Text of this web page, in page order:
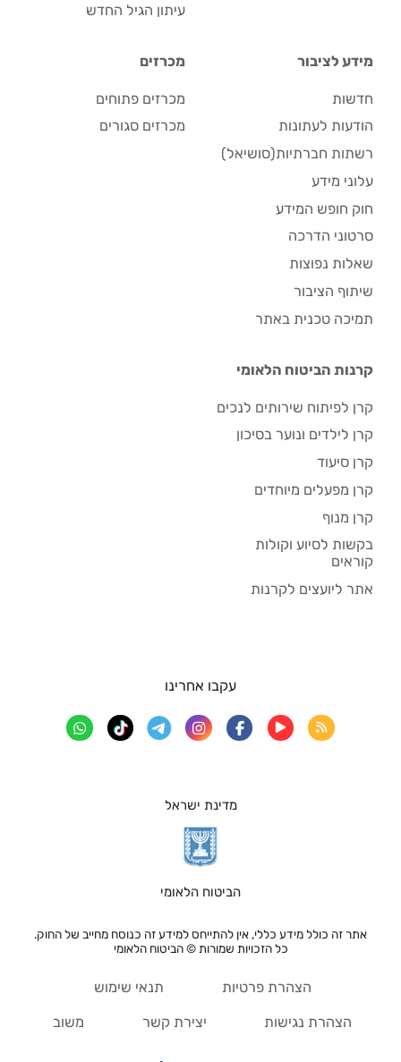
עיתון הגיל החדש
מידע לציבור
חדשות
הודעות לעתונות
רשתות חברתיות(סושיאל)
עלוני מידע
חוק חופש המידע
סרטוני הדרכה
שאלות נפוצות
שיתוף הציבור
תמיכה טכנית באתר
מכרזים
מכרזים פתוחים
מכרזים סגורים
קרנות הביטוח הלאומי
קרן לפיתוח שירותים לנכים
קרן לילדים ונוער בסיכון
קרן סיעוד
קרן מפעלים מיוחדים
קרן מנוף
בקשות לסיוע וקולות
קוראים
אתר ליועצים לקרנות
מדינת ישראל
הביטוח הלאומי
אתר זה כולל מידע כללי, אין להתייחס למידע זה כנוסח מחייב של החוק.
כל הזכויות שמורות © הביטוח הלאומי
עקבו אחרינו
הצהרת פרטיות תנאי שימוש
הצהרת נגישות יצירת קשר משוב